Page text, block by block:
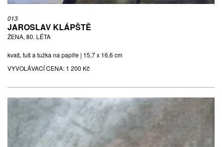
013
JAROSLAV KLÁPŠTĚ
ŽENA, 80. LÉTA
kvaš, tuš a tužka na papíře | 15,7 x 16,6 cm
VYVOLÁVACÍ CENA: 1 200 Kč